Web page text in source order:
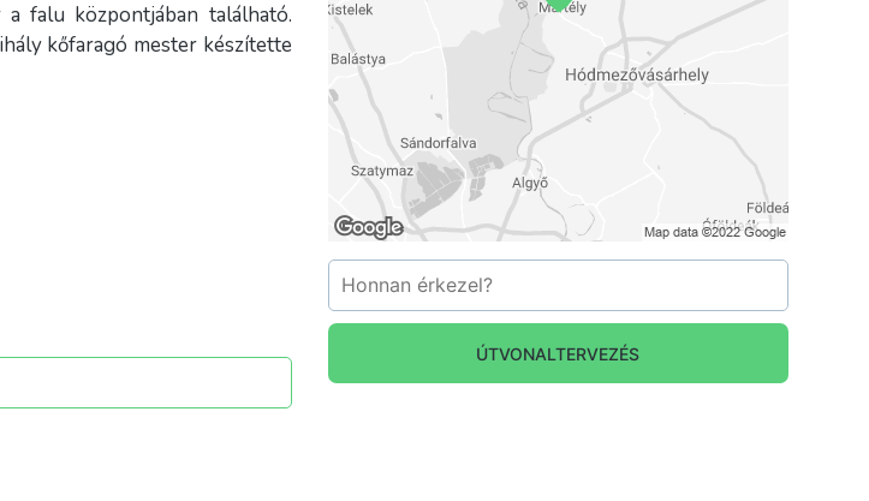
falu központjában található.
kőfaragó mester készítette
ÚTVONALTERVEZÉS